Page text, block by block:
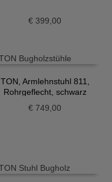
€ 399,00
TON, Armlehnstuhl 811,
Rohrgeflecht, schwarz
€ 749,00